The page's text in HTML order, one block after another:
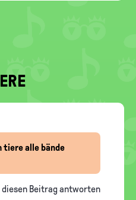
tiere alle bände
diesen Beitrag antworten